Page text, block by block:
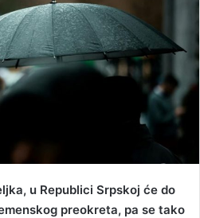
u Republici Srpskoj će do
preokreta, pa se tako